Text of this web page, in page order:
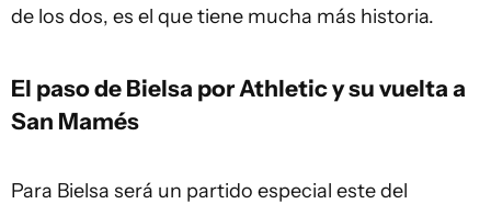
de los dos, es el que tiene mucha más historia.
El paso de Bielsa por Athletic y su vuelta a
San Mamés
Para Bielsa será un partido especial este del